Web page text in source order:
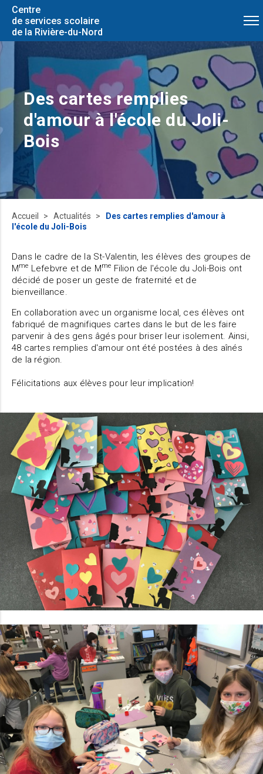
Centre
de services scolaire
de la Rivière-du-Nord
Des cartes remplies
d'amour à l'école du Joli-
Bois
Accueil Actualités
Des cartes remplies d'amour à
l'école du Joli-Bois
Dans le cadre de la St-Valentin, les élèves des groupes de
Mme Lefebvre et de Mme Filion de l'école du Joli-Bois ont
décidé de poser un geste de fraternité et de
bienveillance.
En collaboration avec un organisme local, ces élèves ont
fabriqué de magnifiques cartes dans le but de les faire
parvenir à des gens âgés pour briser leur isolement. Ainsi,
48 cartes remplies d'amour ont été postées à des aînés
de la région.
Félicitations aux élèves pour leur implication!